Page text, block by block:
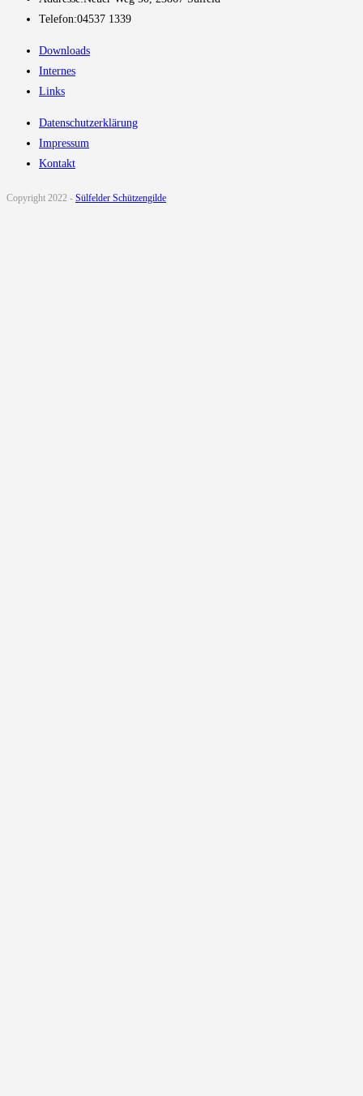
Telefon:04537 1339
Downloads
Internes
Links
Datenschutzerklärung
Impressum
Kontakt
Copyright 2022 - Sülfelder Schützengilde